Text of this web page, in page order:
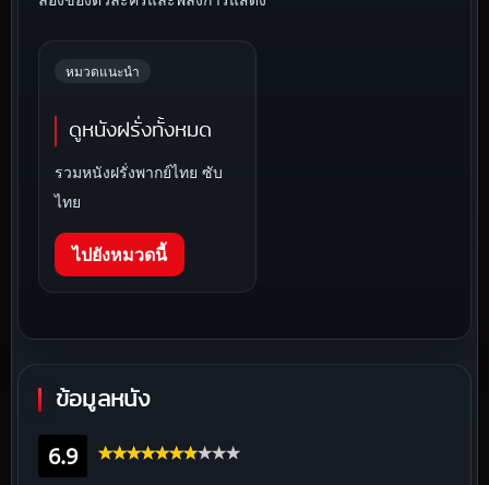
หมวดแนะนำ
ดูหนังฝรั่งทั้งหมด
รวมหนังฝรั่งพากย์ไทย ซับ
ไทย
ไปยังหมวดนี้
ข้อมูลหนัง
6.9